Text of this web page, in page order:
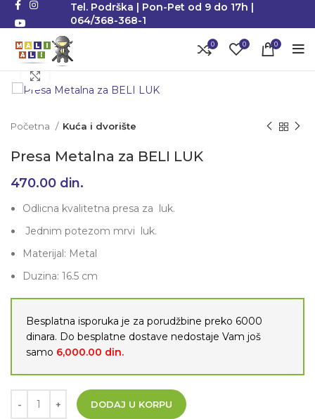
Tel. Podrška | Pon-Pet od 9 do 17h |
064/368-368-1
0 0 0
Početna Kuća i dvorište
Presa Metalna za BELI LUK
470.00 din.
Odlicna kvalitetna presa za luk.
Jednim potezom mrvi luk.
Materijal: Metal
Duzina: 16.5 cm
Besplatna isporuka je za porudžbine preko 6000
dinara. Do besplatne dostave nedostaje Vam još
samo 6,000.00 din.
DODAJ U KORPU